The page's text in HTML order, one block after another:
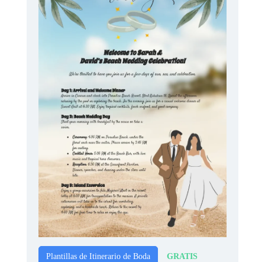
Plantillas de Itinerario de Boda GRATIS